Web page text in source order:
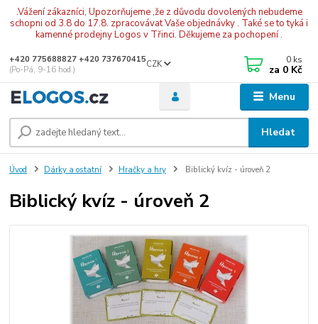
.Vážení zákazníci, Upozorňujeme ,že z důvodu dovolených nebudeme
schopni od 3.8 do 17.8. zpracovávat Vaše objednávky . Také se to tyká i
kamenné prodejny Logos v Třinci. Děkujeme za pochopení .
Menu
CZK
Hledat
+420 775688827 +420 737670415
(Po-Pá, 9-16 hod.)
0 ks
za 0 Kč
Úvod Dárky a ostatní Hračky a hry Biblický kvíz - úroveň 2
Biblický kvíz - úroveň 2